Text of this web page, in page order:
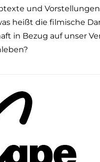
und
heißt die filmische
in Bezug auf unser